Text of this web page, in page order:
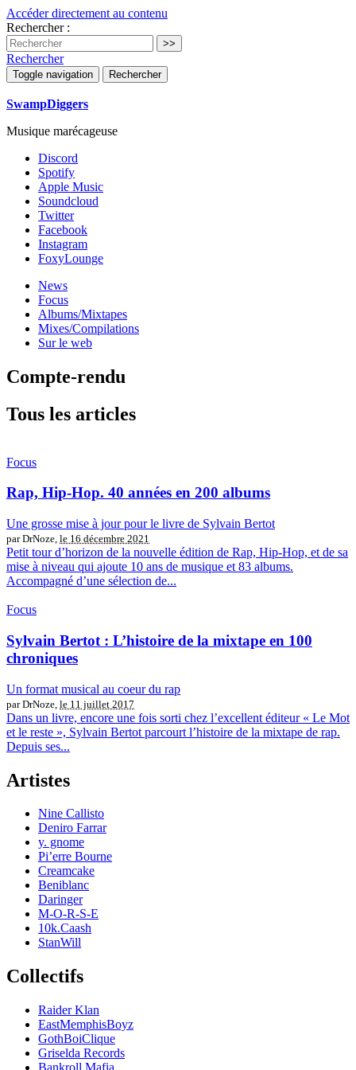
Accéder directement au contenu
Rechercher :
Rechercher
Toggle navigation Rechercher
SwampDiggers
Musique marécageuse
Discord
Spotify
Apple Music
Soundcloud
Twitter
Facebook
Instagram
FoxyLounge
News
Focus
Albums/Mixtapes
Mixes/Compilations
Sur le web
Compte-rendu
Tous les articles
Focus
Rap, Hip-Hop. 40 années en 200 albums
Une grosse mise à jour pour le livre de Sylvain Bertot
par DrNoze, le 16 décembre 2021
Petit tour d’horizon de la nouvelle édition de Rap, Hip-Hop, et de sa
mise à niveau qui ajoute 10 ans de musique et 83 albums.
Accompagné d’une sélection de...
Focus
Sylvain Bertot : L’histoire de la mixtape en 100
chroniques
Un format musical au coeur du rap
par DrNoze, le 11 juillet 2017
Dans un livre, encore une fois sorti chez l’excellent éditeur « Le Mot
et le reste », Sylvain Bertot parcourt l’histoire de la mixtape de rap.
Depuis ses...
Artistes
Nine Callisto
Deniro Farrar
y. gnome
Pi’erre Bourne
Creamcake
Beniblanc
Daringer
M-O-R-S-E
10k.Caash
StanWill
Collectifs
Raider Klan
EastMemphisBoyz
GothBoiClique
Griselda Records